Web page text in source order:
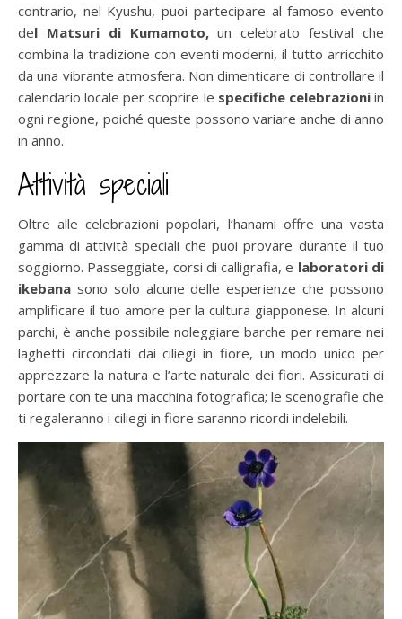
contrario, nel Kyushu, puoi partecipare al famoso evento
del Matsuri di Kumamoto,un celebrato festival che
combina la tradizione con eventi moderni, il tutto arricchito
da una vibrante atmosfera. Non dimenticare di controllare il
calendario locale per scoprire le specifiche celebrazioniin
ogni regione, poiché queste possono variare anche di anno
in anno.
Attività speciali
Oltre alle celebrazioni popolari, l’hanami offre una vasta
gamma di attività speciali che puoi provare durante il tuo
soggiorno. Passeggiate, corsi di calligrafia, e laboratori di
ikebana sono solo alcune delle esperienze che possono
amplificare il tuo amore per la cultura giapponese. In alcuni
parchi, è anche possibile noleggiare barche per remare nei
laghetti circondati dai ciliegi in fiore, un modo unico per
apprezzare la natura e l’arte naturale dei fiori. Assicurati di
portare con te una macchina fotografica; le scenografie che
ti regaleranno i ciliegi in fiore saranno ricordi indelebili.